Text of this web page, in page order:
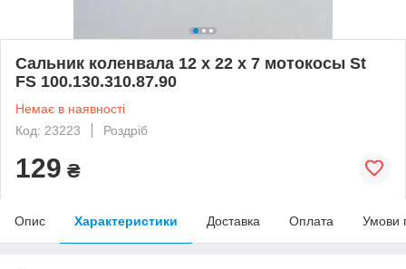
Сальник коленвала 12 х 22 х 7 мотокосы St
FS 100.130.310.87.90
Немає в наявності
Код: 23223
Роздріб
129 ₴
Опис Характеристики Доставка Оплата Умови